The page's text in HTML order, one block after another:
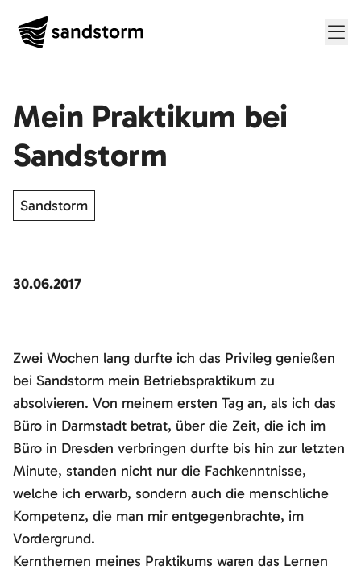
Mein Praktikum bei
Sandstorm
Sandstorm
30.06.2017
Zwei Wochen lang durfte ich das Privileg genießen
bei Sandstorm mein Betriebspraktikum zu
absolvieren. Von meinem ersten Tag an, als ich das
Büro in Darmstadt betrat, über die Zeit, die ich im
Büro in Dresden verbringen durfte bis hin zur letzten
Minute, standen nicht nur die Fachkenntnisse,
welche ich erwarb, sondern auch die menschliche
Kompetenz, die man mir entgegenbrachte, im
Vordergrund.
Kernthemen meines Praktikums waren das Lernen